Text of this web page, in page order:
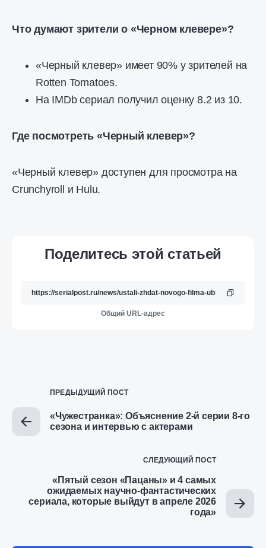
Что думают зрители о «Черном клеверe»?
«Черный клевер» имеет 90% у зрителей на
Rotten Tomatoes.
На IMDb сериал получил оценку 8.2 из 10.
Где посмотреть «Черный клевер»?
«Черный клевер» доступен для просмотра на
Crunchyroll и Hulu.
Поделитесь этой статьей
Общий URL-адрес
ПРЕДЫДУЩИЙ ПОСТ
«Чужестранка»: Объяснение 2-й серии 8-го
сезона и интервью с актерами
СЛЕДУЮЩИЙ ПОСТ
«Пятый сезон «Пацаны» и 4 самых
ожидаемых научно-фантастических
сериала, которые выйдут в апреле 2026
года»